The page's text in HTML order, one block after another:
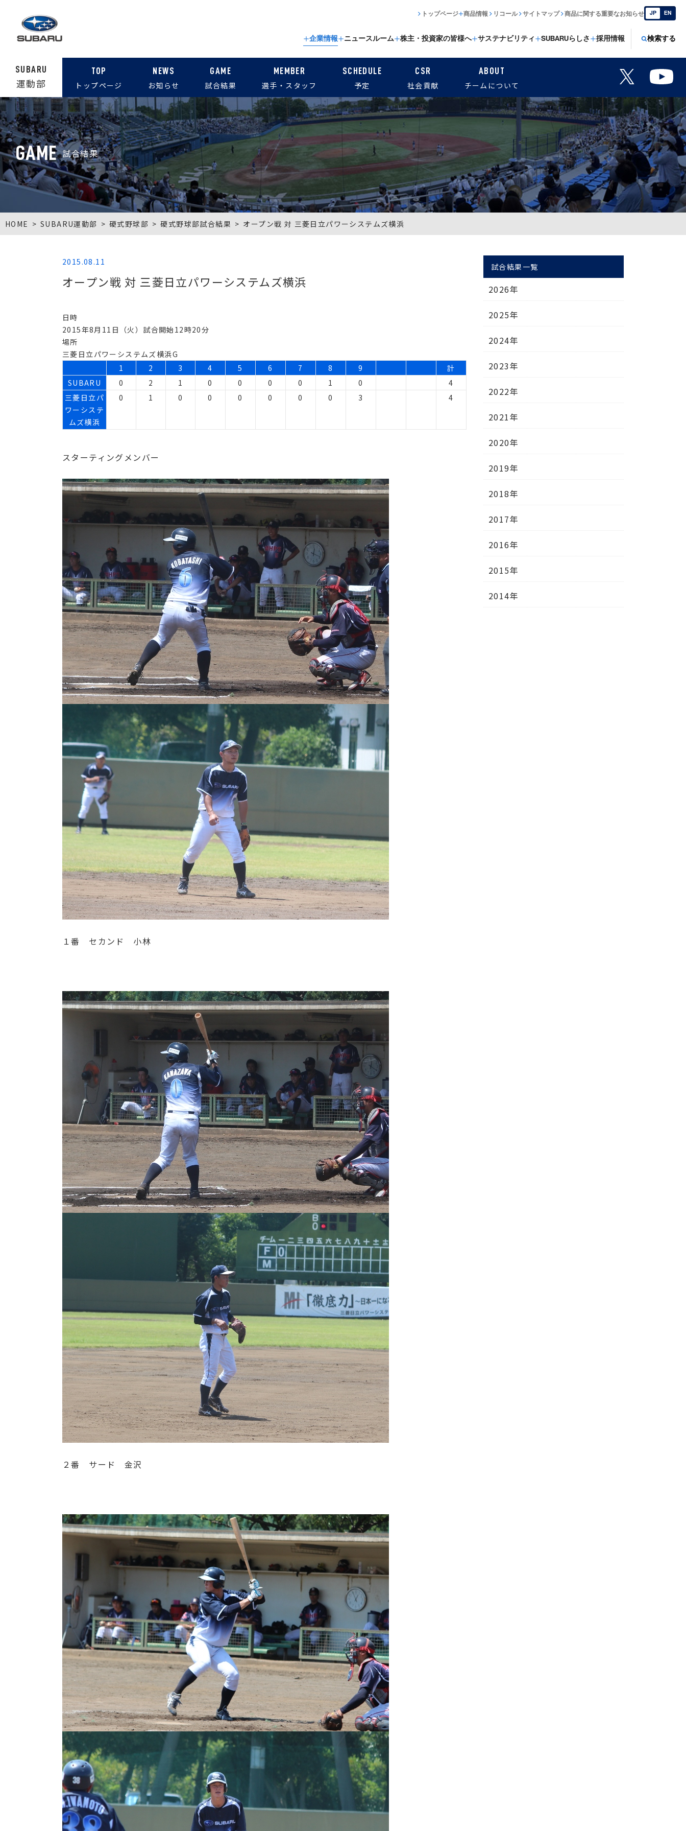
企業情報 ニュースルーム 株主・投資家の皆様へ サステナビリティ SUBARUらしさ 採用情報 検索する
トップページ 商品情報 リコール サイトマップ 商品に関する重要なお知らせ JP EN
SUBARU
運動部
TOP
トップページ
NEWS
お知らせ
GAME
試合結果
MEMBER
選手・スタッフ
SCHEDULE
予定
CSR
社会貢献
ABOUT
チームについて
GAME 試合結果
HOME SUBARU運動部 硬式野球部 硬式野球部試合結果 オープン戦 対 三菱日立パワーシステムズ横浜
2015.08.11
オープン戦 対 三菱日立パワーシステムズ横浜
日時
2015年8月11日（火）試合開始12時20分
場所
三菱日立パワーシステムズ横浜G
1
2 3 4 5 6 7 8 9
計
SUBARU
0 2 1 0 0 0 0 1 0
4
三菱日立パ
ワーシステ
ムズ横浜
0 1 0 0 0 0 0 0 3 4
スターティングメンバー
１番 セカンド 小林
２番 サード 金沢
試合結果一覧
2026年
2025年
2024年
2023年
2022年
2021年
2020年
2019年
2018年
2017年
2016年
2015年
2014年